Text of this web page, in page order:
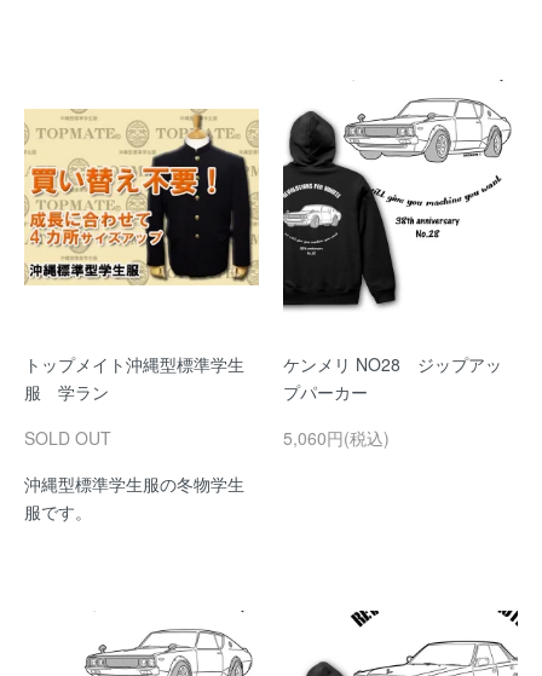
トップメイト沖縄型標準学生
服 学ラン
SOLD OUT
沖縄型標準学生服の冬物学生
服です。
ケンメリ NO28 ジップアッ
プパーカー
5,060円(税込)